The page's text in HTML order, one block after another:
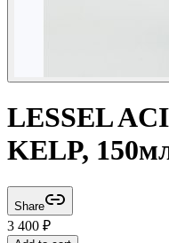
LESSEL
KELP,
Share
3 400 ₽